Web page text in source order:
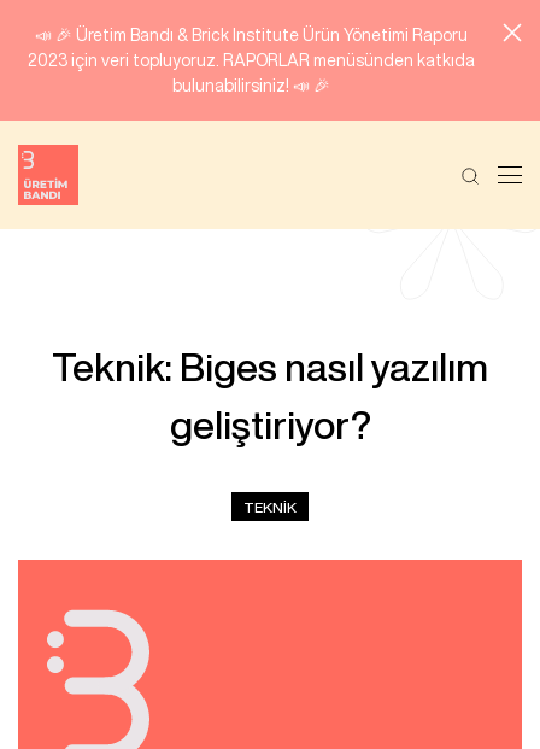
📣 🎉 Üretim Bandı & Brick Institute Ürün Yönetimi Raporu
2023 için veri topluyoruz. RAPORLAR menüsünden katkıda
bulunabilirsiniz! 📣 🎉
Teknik: Biges nasıl yazılım
geliştiriyor?
TEKNIK